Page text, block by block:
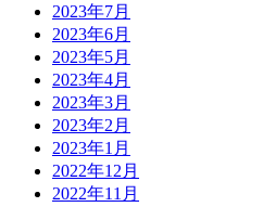
2023年7月
2023年6月
2023年5月
2023年4月
2023年3月
2023年2月
2023年1月
2022年12月
2022年11月